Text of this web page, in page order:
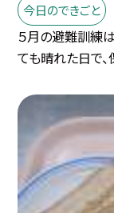
今日のできごと
５月の避難訓練
ても晴れた日で